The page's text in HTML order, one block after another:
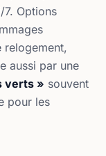
7. Options
aussi par une
verts » souvent
pour les